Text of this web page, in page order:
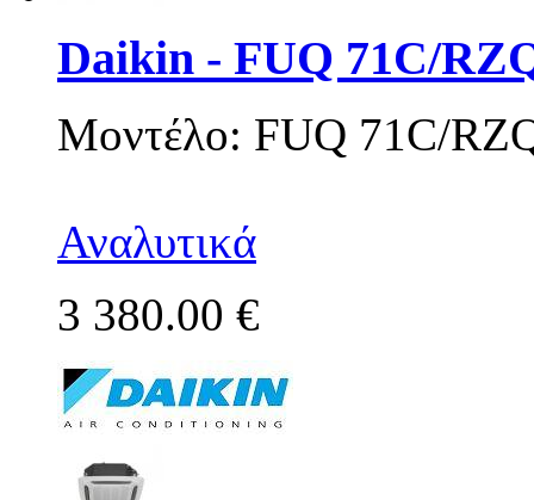
Daikin - FUQ 71C/
Μοντέλο: FUQ 71C/
Αναλυτικά
3 380.00 €